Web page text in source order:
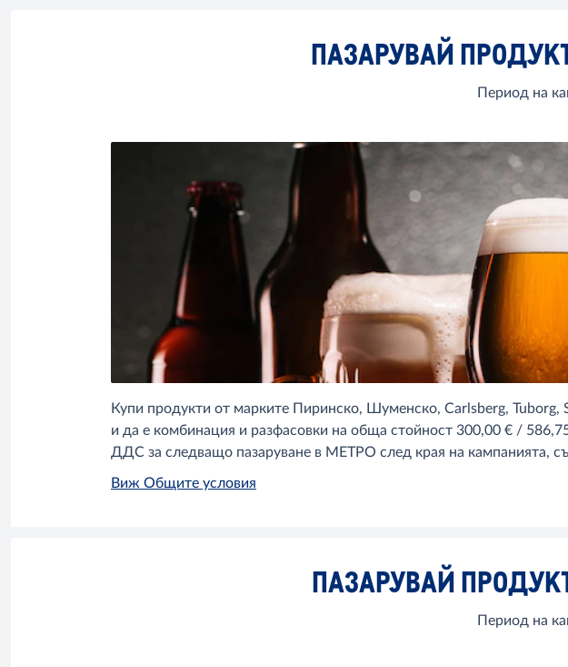
ПАЗАРУВАЙ
Период на
Купи продукти от марките Пиринско, Шуменско, Carlsberg, Tuborg,
и да е комбинация и разфасовки на обща стойност 300,00 € /
ДДС за следващо пазаруване в МЕТРО след края на кампанията,
Виж Общите условия
ПАЗАРУВАЙ
Период на